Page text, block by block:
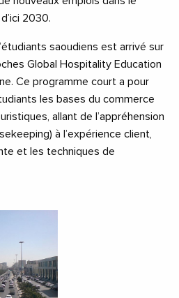
2030.
saoudiens est arrivé sur
Global Hospitality Education
Ce programme court a pour
les bases du commerce
allant de l’appréhension
à l’expérience client,
et les techniques de